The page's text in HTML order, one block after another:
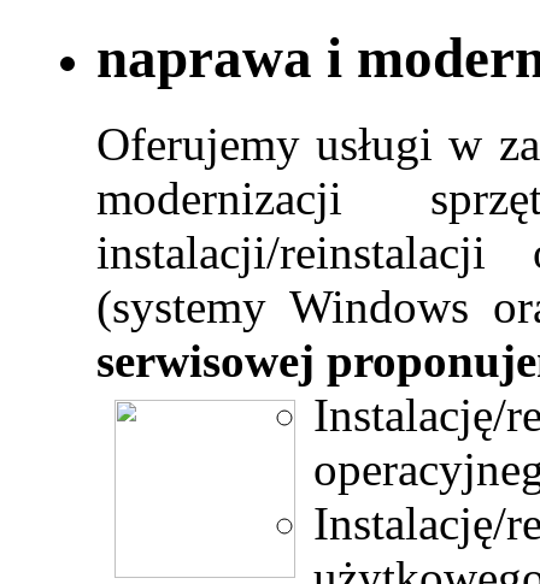
naprawa i
Oferujemy usługi w
modernizacji
instalacji/reinstalacji
(systemy Windows
serwisowej